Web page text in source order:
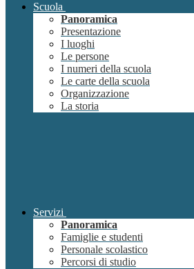
Scuola
Panoramica
Presentazione
I luoghi
Le persone
I numeri della scuola
Le carte della scuola
Organizzazione
La storia
Servizi
Panoramica
Famiglie e studenti
Personale scolastico
Percorsi di studio